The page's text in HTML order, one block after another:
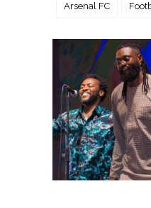
Arsenal FC